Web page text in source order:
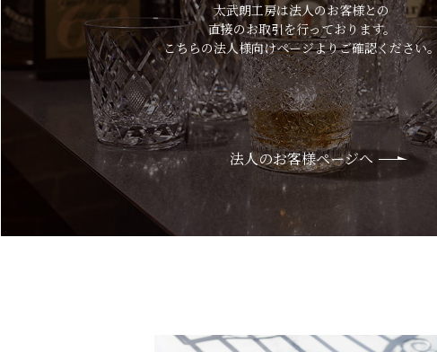
太武朗工房は法人のお客様との
直接のお取引を行っております。
こちらの法人様向けページよりご確認ください。
法人のお客様ページへ